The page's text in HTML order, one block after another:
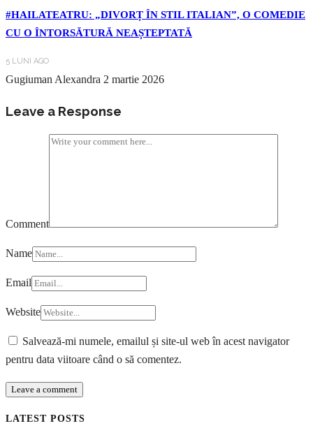
#HAILATEATRU: „DIVORȚ ÎN STIL ITALIAN”, O COMEDIE
CU O ÎNTORSĂTURĂ NEAȘTEPTATĂ
5 LUNI AGO
Gugiuman Alexandra 2 martie 2026
Leave a Response
Comment
Name
Email
Website
Salvează-mi numele, emailul și site-ul web în acest navigator
pentru data viitoare când o să comentez.
LATEST POSTS